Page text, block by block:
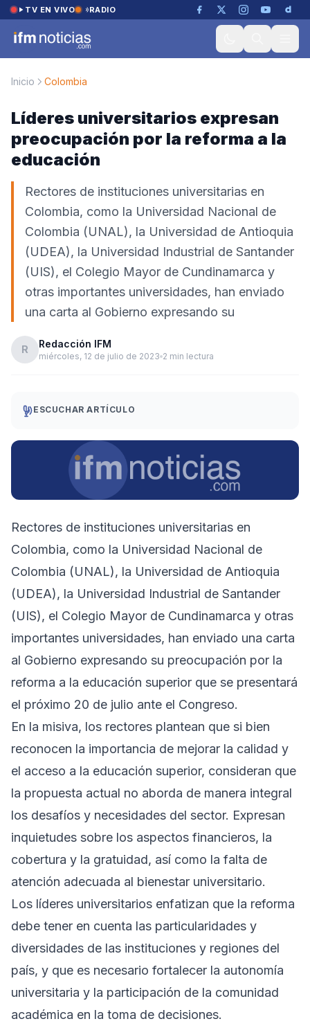
Saltar al contenido
TV EN VIVO RADIO
Inicio Colombia
Líderes universitarios expresan
preocupación por la reforma a la
educación
Rectores de instituciones universitarias en
Colombia, como la Universidad Nacional de
Colombia (UNAL), la Universidad de Antioquia
(UDEA), la Universidad Industrial de Santander
(UIS), el Colegio Mayor de Cundinamarca y
otras importantes universidades, han enviado
una carta al Gobierno expresando su
R Redacción IFM
miércoles, 12 de julio de 2023 2 min lectura
ESCUCHAR ARTÍCULO
Rectores de instituciones universitarias en
Colombia, como la Universidad Nacional de
Colombia (UNAL), la Universidad de Antioquia
(UDEA), la Universidad Industrial de Santander
(UIS), el Colegio Mayor de Cundinamarca y otras
importantes universidades, han enviado una carta
al Gobierno expresando su preocupación por la
reforma a la educación superior que se presentará
el próximo 20 de julio ante el Congreso.
En la misiva, los rectores plantean que si bien
reconocen la importancia de mejorar la calidad y
el acceso a la educación superior, consideran que
la propuesta actual no aborda de manera integral
los desafíos y necesidades del sector. Expresan
inquietudes sobre los aspectos financieros, la
cobertura y la gratuidad, así como la falta de
atención adecuada al bienestar universitario.
Los líderes universitarios enfatizan que la reforma
debe tener en cuenta las particularidades y
diversidades de las instituciones y regiones del
país, y que es necesario fortalecer la autonomía
universitaria y la participación de la comunidad
académica en la toma de decisiones.